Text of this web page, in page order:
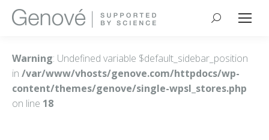
Buscar:
Warning: Undefined variable $default_sidebar_position
in /var/www/vhosts/genove.com/httpdocs/wp-
content/themes/genove/single-wpsl_stores.php
on line 18